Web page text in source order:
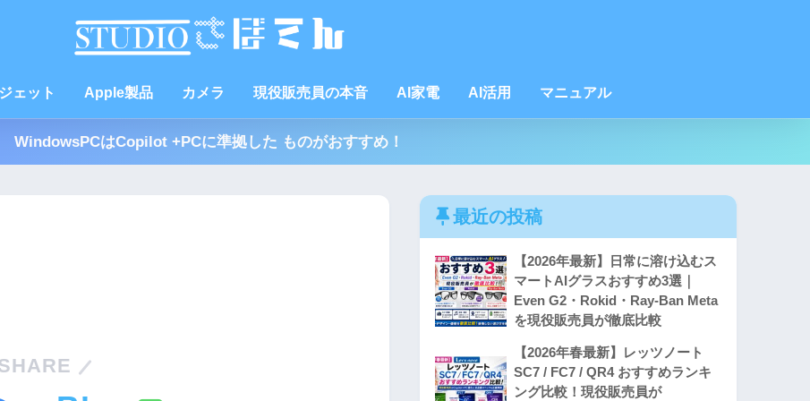
ェット Apple製品 カメラ 現役販売員の本音 AI家電 AI活用 マニュアル
WindowsPCはCopilot +PCに準拠した ものがおすすめ！
最近の投稿
【2026年最新】日常に溶け込むス
マートAIグラスおすすめ3選｜
Even G2・Rokid・Ray-Ban Meta
を現役販売員が徹底比較
【2026年春最新】レッツノート
SC7 / FC7 / QR4 おすすめランキ
ング比較！現役販売員が